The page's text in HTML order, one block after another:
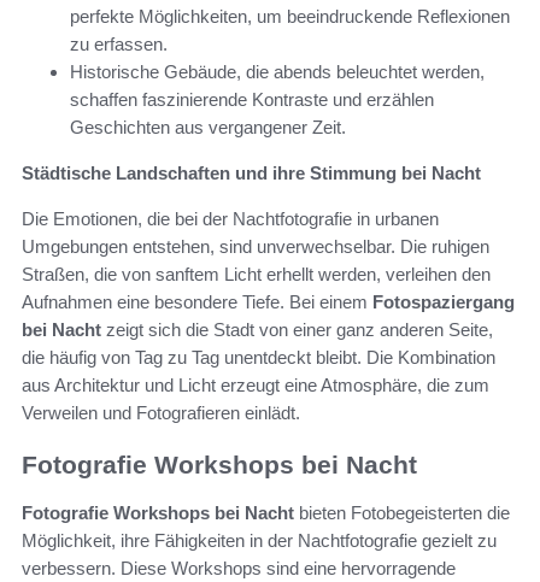
perfekte Möglichkeiten, um beeindruckende Reflexionen
zu erfassen.
Historische Gebäude, die abends beleuchtet werden,
schaffen faszinierende Kontraste und erzählen
Geschichten aus vergangener Zeit.
Städtische Landschaften und ihre Stimmung bei Nacht
Die Emotionen, die bei der Nachtfotografie in urbanen
Umgebungen entstehen, sind unverwechselbar. Die ruhigen
Straßen, die von sanftem Licht erhellt werden, verleihen den
Aufnahmen eine besondere Tiefe. Bei einem Fotospaziergang
bei Nacht zeigt sich die Stadt von einer ganz anderen Seite,
die häufig von Tag zu Tag unentdeckt bleibt. Die Kombination
aus Architektur und Licht erzeugt eine Atmosphäre, die zum
Verweilen und Fotografieren einlädt.
Fotografie Workshops bei Nacht
Fotografie Workshops bei Nacht bieten Fotobegeisterten die
Möglichkeit, ihre Fähigkeiten in der Nachtfotografie gezielt zu
verbessern. Diese Workshops sind eine hervorragende